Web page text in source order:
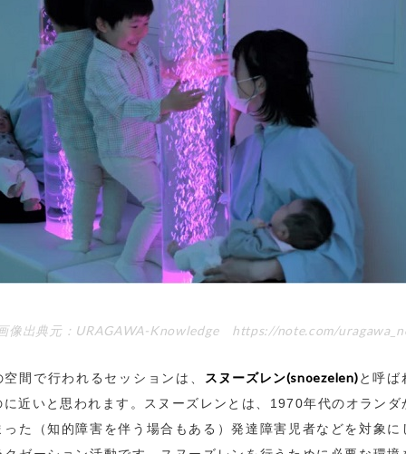
像出典元：URAGAWA-Knowledge https://note.com/
空間で行われるセッションは、 スヌーズレン(snoezelen)と呼ば
に近いと思われます。スヌーズレンとは、1970年代のオランダ
った（知的障害を伴う場合もある）発達障害児者などを対象に